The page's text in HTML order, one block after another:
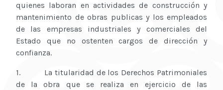
quienes laboran en actividades de construcción y
mantenimiento de obras publicas y los empleados
de las empresas industriales y comerciales del
Estado que no ostenten cargos de dirección y
confianza.
1. La titularidad de los Derechos Patrimoniales
de la obra que se realiza en ejercicio de las